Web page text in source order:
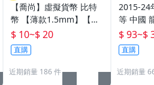
【喬尚】虛擬貨幣 比特
幣 【薄款1.5mm】【厚
款3mm】純趣味收藏無
貨幣價值 開運金幣 招財
錢母 小禮物
$ 10~$ 20
直購
近期銷量 186 件
2015-24
等 中國
銀行
鼠牛虎
行流通
$ 93~$
直購
近期銷量